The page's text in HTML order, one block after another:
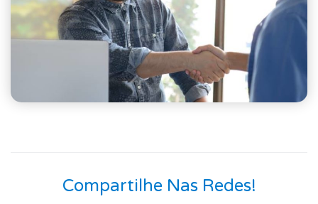
Compartilhe Nas Redes!